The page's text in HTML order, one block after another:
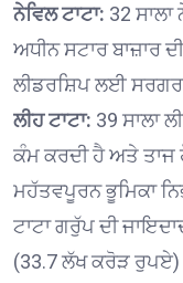
ਨੇਵਿਲ ਟਾਟਾ: 32
ਅਧੀਨ ਸਟਾਰ ਬਾਜ਼ਾਰ
ਲੀਡਰਸ਼ਿਪ ਲਈ
ਲੀਹ ਟਾਟਾ: 39 ਸਾਲਾ
ਕੰਮ ਕਰਦੀ ਹੈ ਅਤੇ ਤਾਜ
ਮਹੱਤਵਪੂਰਨ ਭੂਮਿਕਾ
ਟਾਟਾ ਗਰੁੱਪ ਦੀ
(33.7 ਲੱਖ ਕਰੋੜ ਰੁਪਏ)